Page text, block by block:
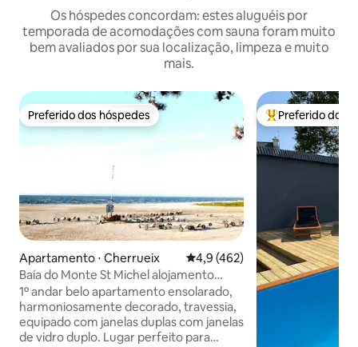
Os hóspedes concordam: estes aluguéis por
temporada de acomodações com sauna foram muito
bem avaliados por sua localização, limpeza e muito
mais.
Preferido dos hóspedes
Preferido dos hóspedes
Apartamento ⋅ Cherrueix 4,9 de uma avaliação média de
4,9 (462)
Baía do Monte St Michel alojamento
ecológico/BIO, sauna privada
1º andar belo apartamento ensolarado,
harmoniosamente decorado, travessia,
equipado com janelas duplas com janelas
de vidro duplo. Lugar perfeito para
Entre os
Preferido dos